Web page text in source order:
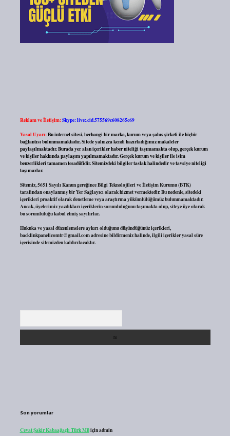
Reklam ve İletişim:Skype: live:.cid.575569c608265c69
Yasal Uyarı:Bu internet sitesi, herhangi bir marka, kurum veya şahıs şirketi ile hiçbir
bağlantısı bulunmamaktadır. Sitede yalnızca kendi hazırladığımız makaleler
paylaşılmaktadır. Burada yer alan içerikler haber niteliği taşımamakta olup, gerçek kurum
ve kişiler hakkında paylaşım yapılmamaktadır. Gerçek kurum ve kişiler ile isim
benzerlikleri tamamen tesadüfidir. Sitemizdeki bilgiler taslak halindedir ve tavsiye niteliği
taşımazlar.
Sitemiz, 5651 Sayılı Kanun gereğince Bilgi Teknolojileri ve İletişim Kurumu (BTK)
tarafından onaylanmış bir Yer Sağlayıcı olarak hizmet vermektedir. Bu nedenle, sitedeki
içerikleri proaktif olarak denetleme veya araştırma yükümlülüğümüz bulunmamaktadır.
Ancak, üyelerimiz yazdıkları içeriklerin sorumluluğunu taşımakta olup, siteye üye olarak
bu sorumluluğu kabul etmiş sayılırlar.
Hukuka ve yasal düzenlemelere aykırı olduğunu düşündüğünüz içerikleri,
backlinkpanelicomtr@gmail.comadresine bildirmeniz halinde, ilgili içerikler yasal süre
içerisinde sitemizden kaldırılacaktır.
Son yorumlar
Cevat Şakir Kabaağaçlı Türk Müiçinadmin